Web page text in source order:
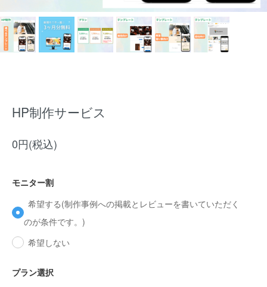
HP制作サービス
0円(税込)
モニター割
希望する(制作事例への掲載とレビューを書いていただく
のが条件です。)
希望しない
プラン選択